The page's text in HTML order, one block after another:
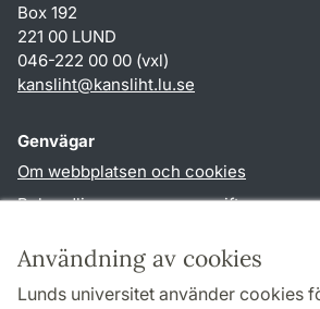
Användning av cookies
Lunds universitet använder cookies
Box 192
221 00 LUND
046-222 00 00 (vxl)
kansliht@kansliht.lu.se
Genvägar
Om webbplatsen och cookies
Behandling av personuppgifter
TYPO3-login